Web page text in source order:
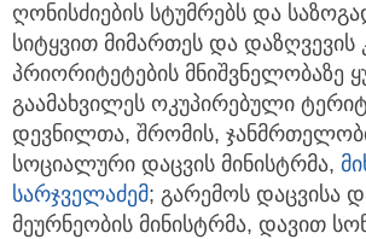
ღონისძიების სტუმრებს და
სიტყვით მიმართეს და დაზღვევის
პრიორიტეტების მნიშვნელობაზე
გაამახვილეს ოკუპირებული
დევნილთა, შრომის,
სოციალური დაცვის მინისტრმა,
სარჯველაძემ; გარემოს დაცვისა
მეურნეობის მინისტრმა, დავით